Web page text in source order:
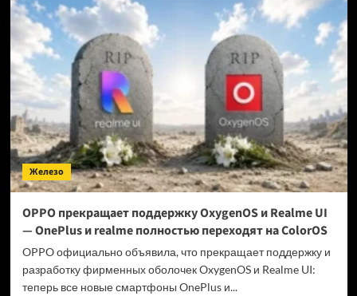
GTA
на ПК?
Железо
OPPO прекращает поддержку OxygenOS и Realme UI
— OnePlus и realme полностью переходят на ColorOS
OPPO официально объявила, что прекращает поддержку и
разработку фирменных оболочек OxygenOS и Realme UI:
теперь все новые смартфоны OnePlus и...